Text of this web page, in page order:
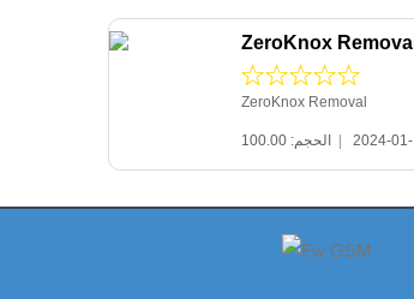
ZeroKnox Removal
ZeroKnox Removal